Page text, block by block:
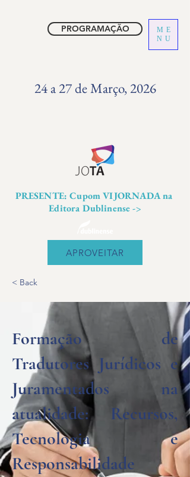
PROGRAMAÇÃO
ME
NU
24 a 27 de Março, 2026
PRESENTE: Cupom VIJORNADA na
Editora Dublinense ->
APROVEITAR
< Back
Formação de
Tradutores Jurídicos e
Juramentados na
atualidade: Recursos,
Tecnologia e
Responsabilidade